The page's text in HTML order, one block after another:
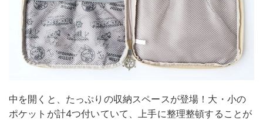
中を開くと、たっぷりの収納スペースが登場！大・小の
ポケットが計4つ付いていて、上手に整理整頓することが